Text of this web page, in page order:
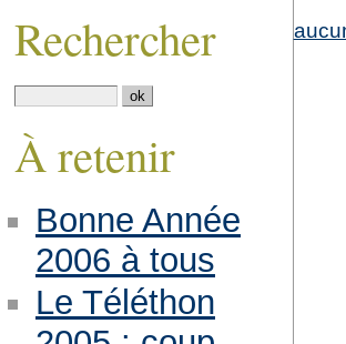
Rechercher
À retenir
Bonne Année
2006 à tous
Le Téléthon